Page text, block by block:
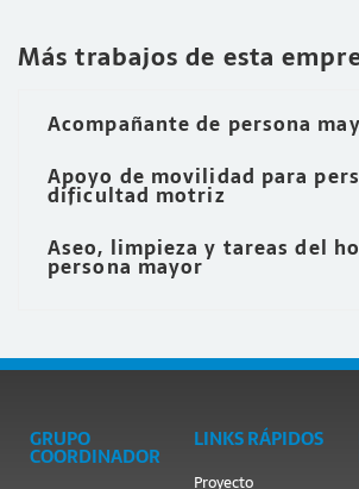
Más trabajos de esta
Acompañante de persona
Apoyo de movilidad para
dificultad motriz
Aseo, limpieza y tareas del
persona mayor
GRUPO
COORDINADOR
LINKS RÁPIDOS
Proyecto